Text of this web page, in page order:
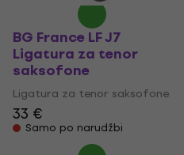
BG France LF J7
Ligatura za tenor
saksofone
Ligatura za tenor saksofone
33 €
Samo po narudžbi